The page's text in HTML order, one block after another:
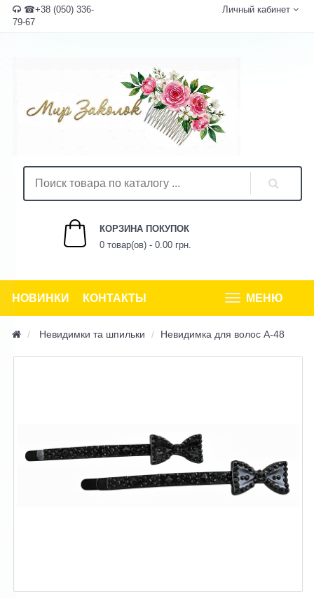
☎+38 (050) 336-
79-67
Личный кабинет
КОРЗИНА ПОКУПОК
0 товар(ов) - 0.00 грн.
НОВИНКИ КОНТАКТЫ МЕНЮ
Невидимки та шпильки Невидимка для волос A-48